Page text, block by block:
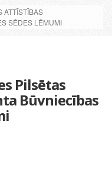
ATTĪSTĪBAS
SĒDES LĒMUMI
Pilsētas
Būvniecības